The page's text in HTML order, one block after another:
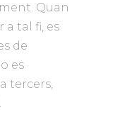
Quan
a tal fi, es
de
es
tercers,